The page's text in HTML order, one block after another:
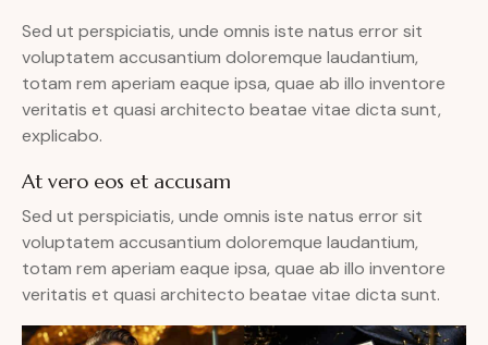
Sed ut perspiciatis, unde omnis iste natus error sit
voluptatem accusantium doloremque laudantium,
totam rem aperiam eaque ipsa, quae ab illo inventore
veritatis et quasi architecto beatae vitae dicta sunt,
explicabo.
At vero eos et accusam
Sed ut perspiciatis, unde omnis iste natus error sit
voluptatem accusantium doloremque laudantium,
totam rem aperiam eaque ipsa, quae ab illo inventore
veritatis et quasi architecto beatae vitae dicta sunt.